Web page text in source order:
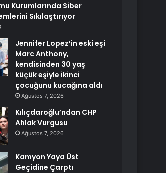
Kurumlarında Siber
Sıkılaştırıyor
Jennifer Lopez’in eski eşi
Marc Anthony,
kendisinden 30 yaş
küçük eşiyle ikinci
çocuğunu kucağına aldı
Ağustos 7, 2026
Kılıçdaroğlu’ndan CHP
Ahlak Vurgusu
Ağustos 7, 2026
Kamyon Yaya Üst
Geçidine Çarptı